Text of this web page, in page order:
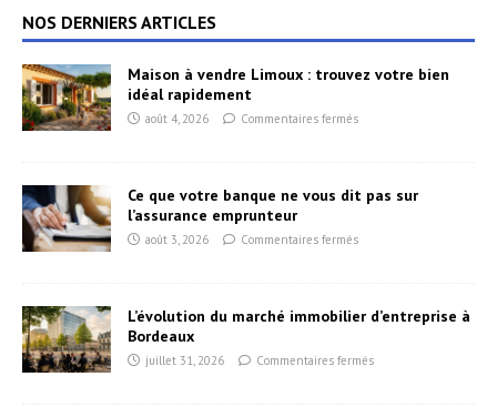
NOS DERNIERS ARTICLES
Maison à vendre Limoux : trouvez votre bien
idéal rapidement
août 4, 2026 Commentaires fermés
Ce que votre banque ne vous dit pas sur
l’assurance emprunteur
août 3, 2026 Commentaires fermés
L’évolution du marché immobilier d’entreprise à
Bordeaux
juillet 31, 2026 Commentaires fermés